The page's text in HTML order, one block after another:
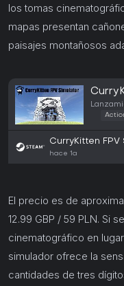
los tomas
mapas presentan
paisajes montañosos
CurryKitten FPV
hace 1a
El precio es de
12.99 GBP / 59 PLN. Si
cinematográfico en
simulador ofrece la
cantidades de tres